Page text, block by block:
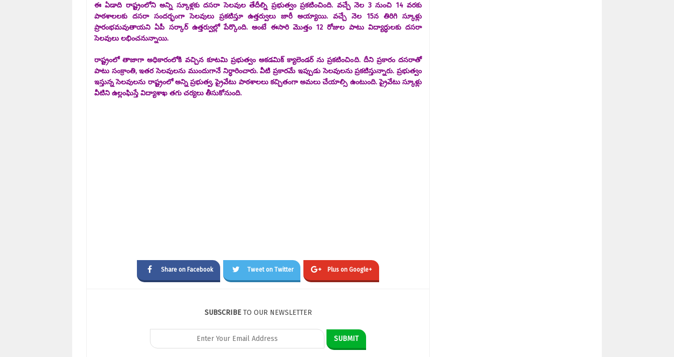
ఈ ఏడాది రాష్ట్రంలోని అన్ని స్కూళ్లకు దసరా సెలవుల తేదీల్ని ప్రభుత్వం ప్రకటించింది. వచ్చే నెల 3 నుంచి 14 వరకు
పాఠశాలలకు దసరా సందర్భంగా సెలవులు ప్రకటిస్తూ ఉత్తర్వులు జారీ అయ్యాయి. వచ్చే నెల 15న తిరిగి స్కూళ్లు
ప్రారంభమవుతాయని ఏపీ సర్కార్ ఉత్తర్వుల్లో పేర్కొంది. అంటే ఈసారి మొత్తం 12 రోజుల పాటు విద్యార్ధులకు దసరా
సెలవులు లభించనున్నాయి.
రాష్ట్రంలో తాజాగా అధికారంలోకి వచ్చిన కూటమి ప్రభుత్వం అకడమిక్ క్యాలెండర్ ను ప్రకటించింది. దీని ప్రకారం దసరాతో
పాటు సంక్రాంతి, ఇతర సెలవులను ముందుగానే నిర్ధారించారు. వీటి ప్రకారమే ఇప్పుడు సెలవులను ప్రకటిస్తున్నారు. ప్రభుత్వం
ఇస్తున్న సెలవులను రాష్ట్రంలో అన్ని ప్రభుత్వ, ప్రైవేటు పాఠశాలలు కచ్చితంగా అమలు చేయాల్సి ఉంటుంది. ప్రైవేటు స్కూళ్లు
వీటిని ఉల్లంఘిస్తే విద్యాశాఖ తగు చర్యలు తీసుకోనుంది.
Share on Facebook Tweet on Twitter Plus on Google+
SUBSCRIBETO OUR NEWSLETTER